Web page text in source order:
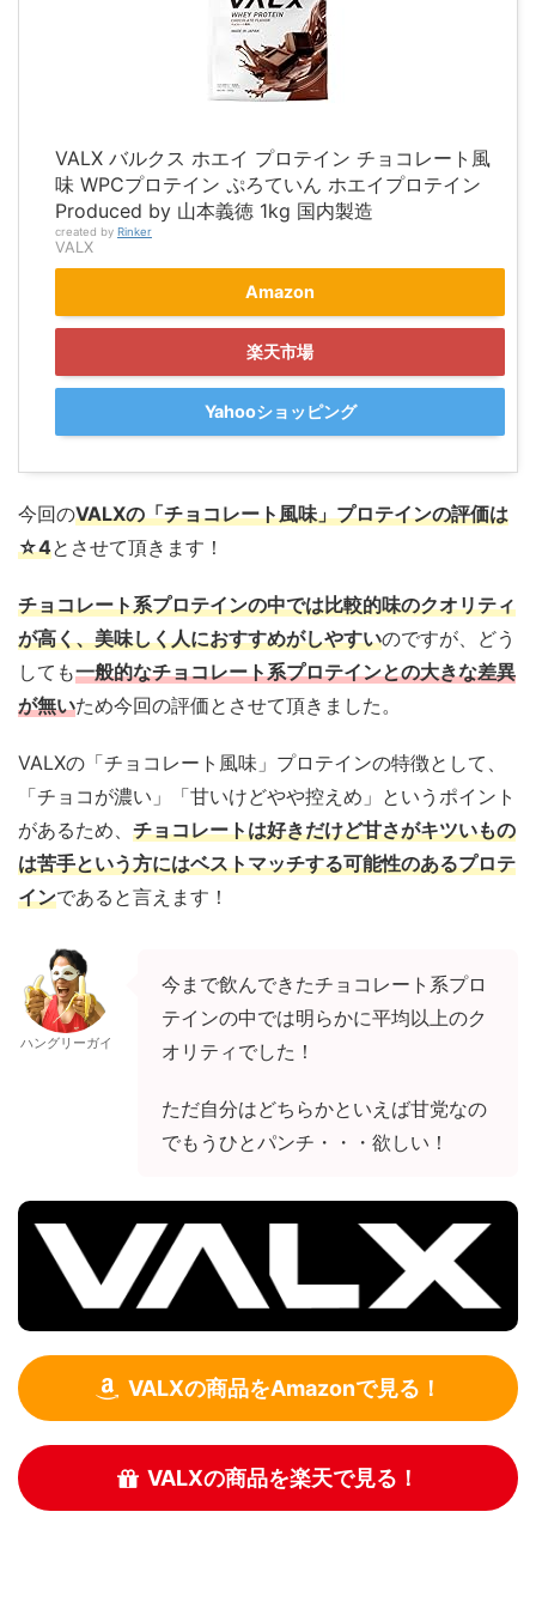
VALX バルクス ホエイ プロテイン チョコレート風
味 WPCプロテイン ぷろていん ホエイプロテイン
Produced by 山本義徳 1kg 国内製造
created by Rinker
VALX
Amazon
楽天市場
Yahooショッピング
今回のVALXの「チョコレート風味」プロテインの評価は
☆4とさせて頂きます！
チョコレート系プロテインの中では比較的味のクオリティ
が高く、美味しく人におすすめがしやすいのですが、どう
しても一般的なチョコレート系プロテインとの大きな差異
が無いため今回の評価とさせて頂きました。
VALXの「チョコレート風味」プロテインの特徴として、
「チョコが濃い」「甘いけどやや控えめ」というポイント
があるため、 チョコレートは好きだけど甘さがキツいもの
は苦手という方にはベストマッチする可能性のあるプロテ
インであると言えます！
ハングリーガイ
今まで飲んできたチョコレート系プロ
テインの中では明らかに平均以上のク
オリティでした！
ただ自分はどちらかといえば甘党なの
でもうひとパンチ・・・欲しい！
VALXの商品をAmazonで見る！
VALXの商品を楽天で見る！